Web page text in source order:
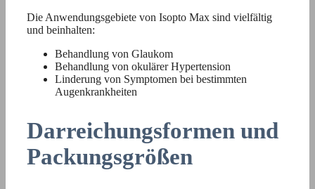
Die Anwendungsgebiete von Isopto Max sind vielfältig
und beinhalten:
Behandlung von Glaukom
Behandlung von okulärer Hypertension
Linderung von Symptomen bei bestimmten
Augenkrankheiten
Darreichungsformen und
Packungsgrößen